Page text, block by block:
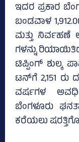
ಇದರ ಪ್ರಕಾರ
ಬಂಡವಾಳ
ಮತ್ತು ನಿರ್ವಹಣೆ
ಗಳನ್ನು
ಟಿಪ್ಪಿಂಗ್ ಶುಲ್ಕ
ಟನ್‌ಗೆ 2,151 ರು
ವರ್ಷಗಳ
ಬೆಂಗಳೂರು
ಕರೆಯಲು